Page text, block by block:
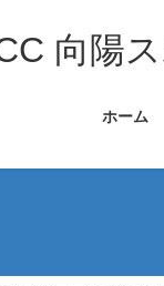
向陽
ホーム